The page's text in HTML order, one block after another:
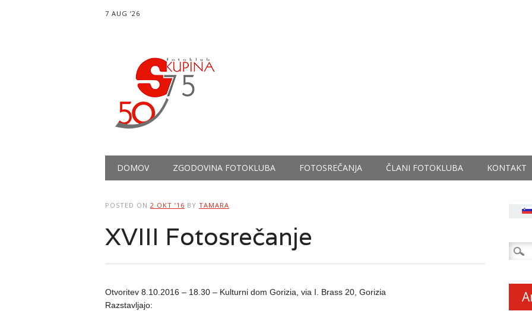
7 AUG ’26
Main menu
DOMOV ZGODOVINA FOTOKLUBA FOTOSREČANJA ČLANI FOTOKLUBA KONTAKT
POSTED ON 2 OKT ’16 BY TAMARA
XVIII Fotosrečanje
Otvoritev 8.10.2016 – 18.30 – Kulturni dom Gorizia, via I. Brass 20, Gorizia
Razstavljajo:
Išči: